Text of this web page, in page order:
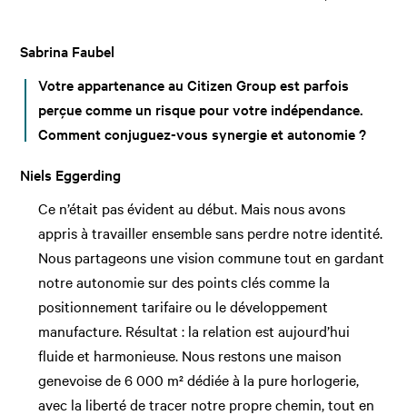
Sabrina Faubel
Votre appartenance au Citizen Group est parfois
perçue comme un risque pour votre indépendance.
Comment conjuguez-vous synergie et autonomie ?
Niels Eggerding
Ce n’était pas évident au début. Mais nous avons
appris à travailler ensemble sans perdre notre identité.
Nous partageons une vision commune tout en gardant
notre autonomie sur des points clés comme la
positionnement tarifaire ou le développement
manufacture. Résultat : la relation est aujourd’hui
fluide et harmonieuse. Nous restons une maison
genevoise de 6 000 m² dédiée à la pure horlogerie,
avec la liberté de tracer notre propre chemin, tout en